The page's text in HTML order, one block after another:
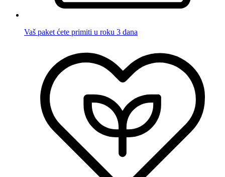
Vaš paket ćete primiti u roku 3 dana